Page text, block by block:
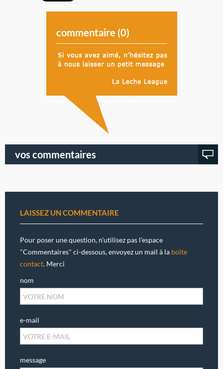
commentaire (0)
vos commentaires
LAISSEZ UN COMMENTAIRE
Pour poser une question, n'utilisez pas l'espace
"Commentaires" ci-dessous, envoyez un mail à la boîte
contact. Merci
nom
e-mail
message